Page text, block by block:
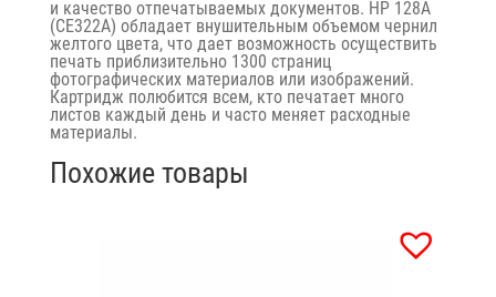
и качество отпечатываемых документов. HP 128A
(CE322A) обладает внушительным объемом чернил
желтого цвета, что дает возможность осуществить
печать приблизительно 1300 страниц
фотографических материалов или изображений.
Картридж полюбится всем, кто печатает много
листов каждый день и часто меняет расходные
материалы.
Похожие товары